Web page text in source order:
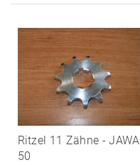
Ritzel 11 Zähne - JAWA
50